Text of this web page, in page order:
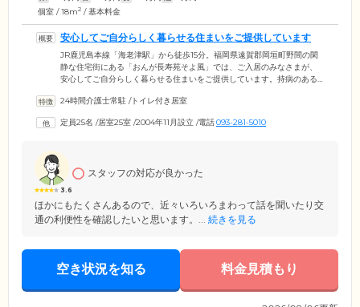
個室 / 18m2 / 基本料金
安心してご自分らしく暮らせる住まいをご提供しています
JR鹿児島本線「海老津駅」から徒歩15分。福岡県遠賀郡岡垣町野間の閑
静な住宅街にある「おんが長寿苑そよ風」では、ご入居のみなさまが、
安心してご自分らしく暮らせる住まいをご提供しています。持病のある
体制でサポート。食事・洗濯・清掃といった生活上の支援はもちろん、
誘いなど、馴染みのケアスタッフによる介護サービスを、いつでも安心
24時間介護士常駐 /トイレ付き居室
定員25名 /居室25室 /2004年11月設立 /電話093-281-5010
3.6
スタッフの対応が良かった
ほかにもたくさんあるので、近々いろいろまわって話を聞いたり交
通の利便性を確認したいと思います。... 続きを見る
空き状況を知る 料金見積もり